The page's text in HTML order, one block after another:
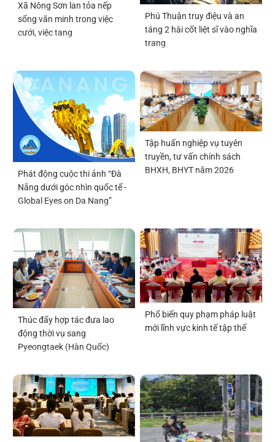
Xã Nông Sơn lan tỏa nếp
sống văn minh trong việc
cưới, việc tang
Phú Thuận truy điệu và an
táng 2 hài cốt liệt sĩ vào nghĩa
trang
Phát động cuộc thi ảnh “Đà
Nẵng dưới góc nhìn quốc tế -
Global Eyes on Da Nang”
Tập huấn nghiệp vụ tuyên
truyền, tư vấn chính sách
BHXH, BHYT năm 2026
Thúc đẩy hợp tác đưa lao
động thời vụ sang
Pyeongtaek (Hàn Quốc)
Phổ biến quy phạm pháp luật
mới lĩnh vực kinh tế tập thể